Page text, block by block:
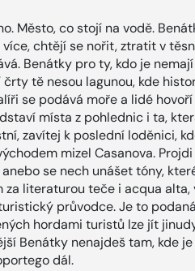
Město, co stojí na vodě.
chtějí se nořit, ztratit v
Benátky pro ty, kdo je
črty tě nesou lagunou, kde
se podává moře a lidé
místa z pohlednic i ta,
zavítej k poslední loděnici,
mizel Casanova.
se nech unášet tóny,
za literaturou teče i acqua alta,
průvodce. Je to
hordami turistů lze jít
Benátky nenajdeš tam, kde
dál.